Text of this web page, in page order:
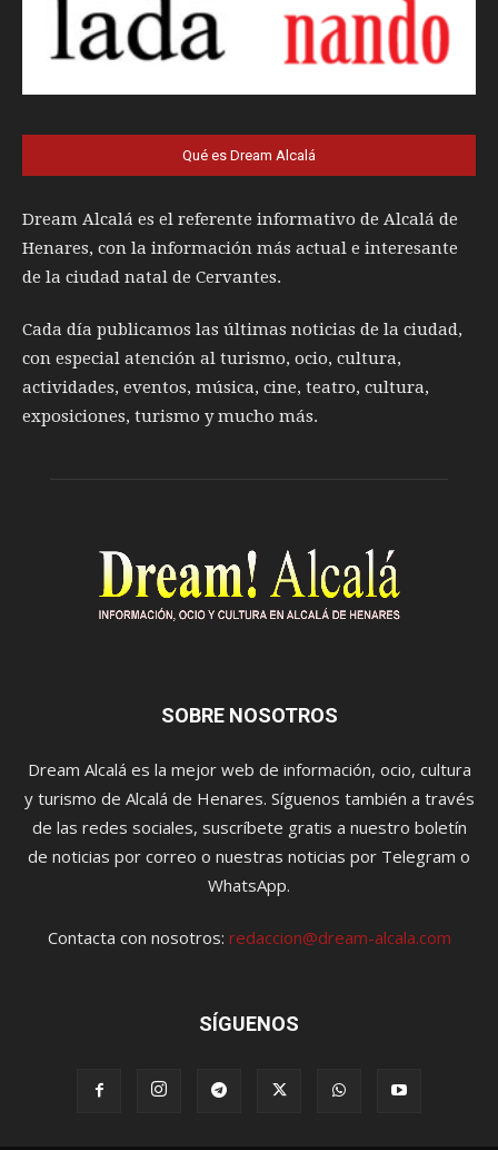
Qué es Dream Alcalá
Dream Alcalá es el referente informativo de Alcalá de
Henares, con la información más actual e interesante
de la ciudad natal de Cervantes.
Cada día publicamos las últimas noticias de la ciudad,
con especial atención al turismo, ocio, cultura,
actividades, eventos, música, cine, teatro, cultura,
exposiciones, turismo y mucho más.
SOBRE NOSOTROS
Dream Alcalá es la mejor web de información, ocio, cultura
y turismo de Alcalá de Henares. Síguenos también a través
de las redes sociales, suscríbete gratis a nuestro boletín
de noticias por correo o nuestras noticias por Telegram o
WhatsApp.
Contacta con nosotros: redaccion@dream-alcala.com
SÍGUENOS